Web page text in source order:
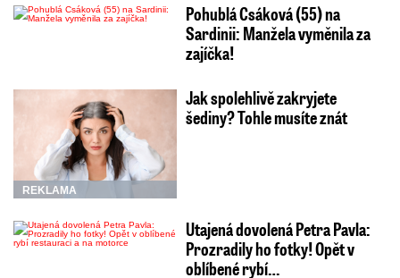
Pohublá Csáková (55) na
Sardinii: Manžela vyměnila za
zajíčka!
REKLAMA
Jak spolehlivě zakryjete
šediny? Tohle musíte znát
Utajená dovolená Petra Pavla:
Prozradily ho fotky! Opět v
oblíbené rybí…